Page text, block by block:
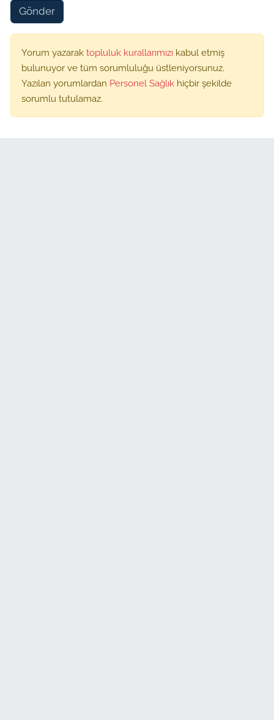
Gönder
Yorum yazarak topluluk kurallarımızı kabul etmiş
bulunuyor ve tüm sorumluluğu üstleniyorsunuz.
Yazılan yorumlardan Personel Sağlık hiçbir şekilde
sorumlu tutulamaz.